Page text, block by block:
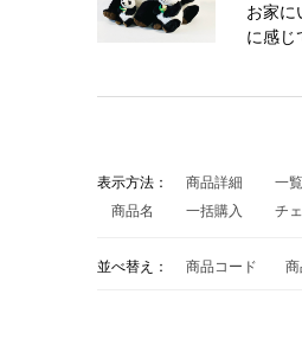
お家に
に感じ
表示方法： 商品詳細 一覧
商品名
一括購入 チ
並べ替え： 商品コード 商